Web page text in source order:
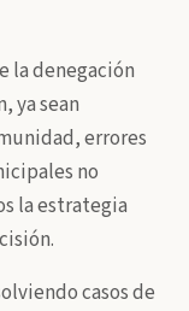
la denegación
ya sean
errores
no
la estrategia
casos de